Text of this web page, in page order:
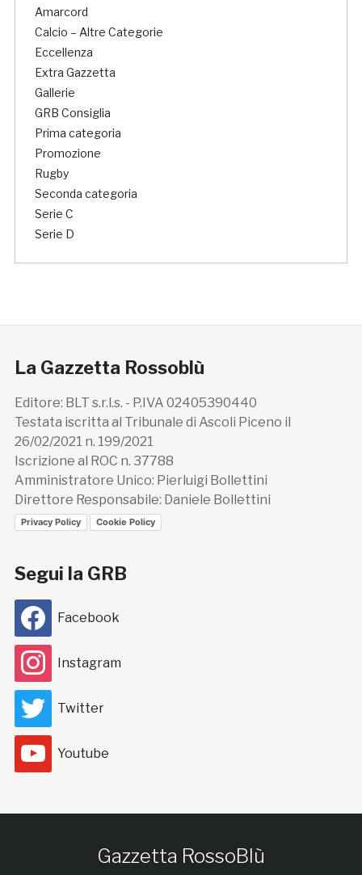
Amarcord
Calcio – Altre Categorie
Eccellenza
Extra Gazzetta
Gallerie
GRB Consiglia
Prima categoria
Promozione
Rugby
Seconda categoria
Serie C
Serie D
La Gazzetta Rossoblù
Editore: BLT s.r.l.s. - P.IVA 02405390440
Testata iscritta al Tribunale di Ascoli Piceno il
26/02/2021 n. 199/2021
Iscrizione al ROC n. 37788
Amministratore Unico: Pierluigi Bollettini
Direttore Responsabile: Daniele Bollettini
Privacy Policy Cookie Policy
Segui la GRB
Facebook
Instagram
Twitter
Youtube
Gazzetta RossoBlù